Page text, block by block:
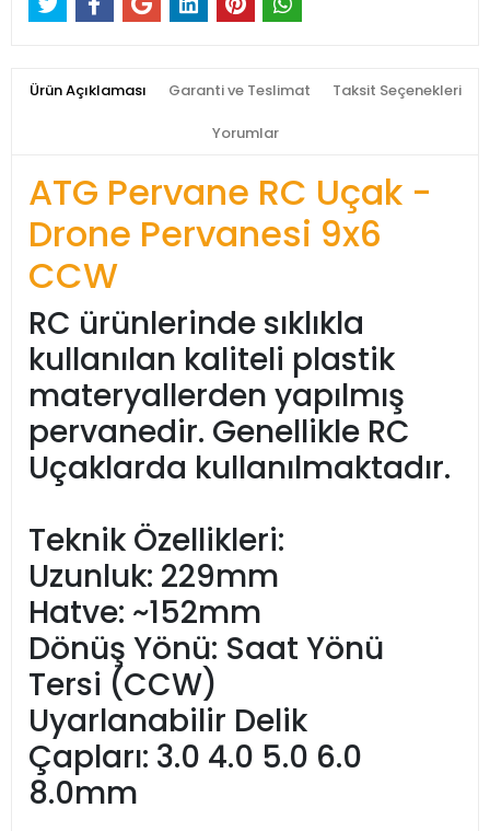
Ürün Açıklaması Garanti ve Teslimat Taksit Seçenekleri
Yorumlar
ATG Pervane RC Uçak -
Drone Pervanesi 9x6
CCW
RC ürünlerinde sıklıkla
kullanılan kaliteli plastik
materyallerden yapılmış
pervanedir. Genellikle RC
Uçaklarda kullanılmaktadır.
Teknik Özellikleri:
Uzunluk: 229mm
Hatve: ~152mm
Dönüş Yönü: Saat Yönü
Tersi (CCW)
Uyarlanabilir Delik
Çapları: 3.0 4.0 5.0 6.0
8.0mm